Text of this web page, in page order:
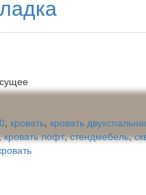
, кровать, кровать
кровать лофт,стендмебель,